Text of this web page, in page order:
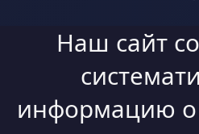
Наш сайт
информацию о